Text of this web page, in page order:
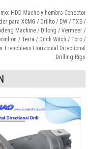
HDD Macho y hembra Conector
para XCMG / Drillto / DW / TXS /
Machine / Dilong / Vermeer /
/ Terra / Ditch Witch / Toro /
Trenchless Horizontal Directional
Drilling Rigs